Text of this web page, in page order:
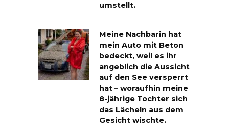
umstellt.
Meine Nachbarin hat
mein Auto mit Beton
bedeckt, weil es ihr
angeblich die Aussicht
auf den See versperrt
hat – woraufhin meine
8-jährige Tochter sich
das Lächeln aus dem
Gesicht wischte.